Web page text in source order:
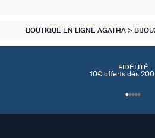
BOUTIQUE EN LIGNE AGATHA
FIDÉLITÉ
10€ offerts dés